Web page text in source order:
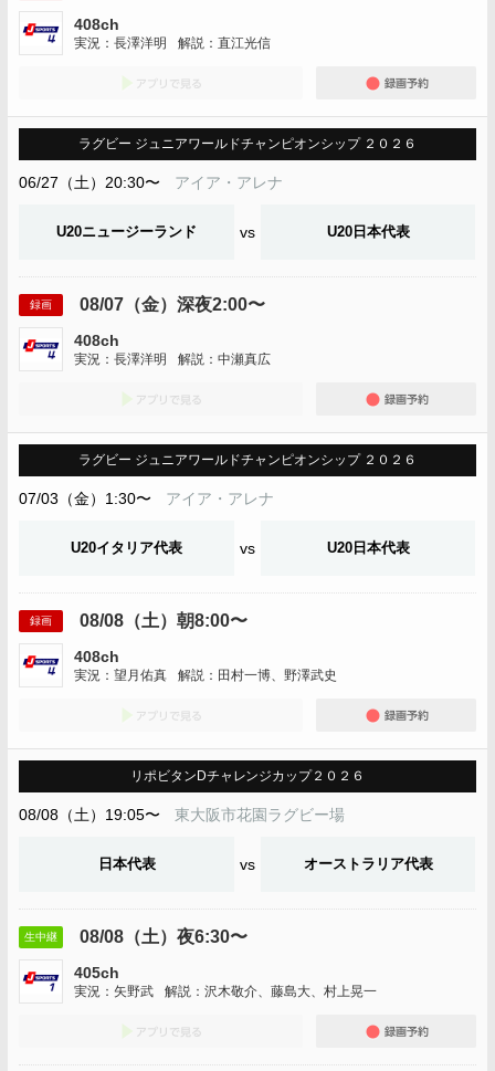
408ch
実況：長澤洋明 解説：直江光信
ラグビー ジュニアワールドチャンピオンシップ ２０２６
06/27（土）20:30〜 アイア・アレナ
U20ニュージーランド vs U20日本代表
録画 08/07（金）深夜2:00〜
408ch
実況：長澤洋明 解説：中瀬真広
ラグビー ジュニアワールドチャンピオンシップ ２０２６
07/03（金）1:30〜 アイア・アレナ
U20イタリア代表 vs U20日本代表
録画 08/08（土）朝8:00〜
408ch
実況：望月佑真 解説：田村一博、野澤武史
リポビタンDチャレンジカップ２０２６
08/08（土）19:05〜 東大阪市花園ラグビー場
日本代表 vs オーストラリア代表
生中継 08/08（土）夜6:30〜
405ch
実況：矢野武 解説：沢木敬介、藤島大、村上晃一